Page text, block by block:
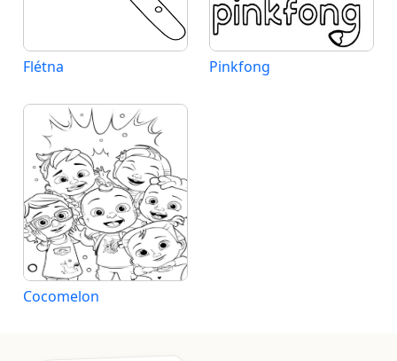
Flétna Pinkfong
Cocomelon